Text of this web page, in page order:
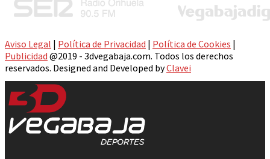
Aviso Legal | Política de Privacidad | Política de Cookies |
Publicidad @2019 - 3dvegabaja.com. Todos los derechos
reservados. Designed and Developed byClavei